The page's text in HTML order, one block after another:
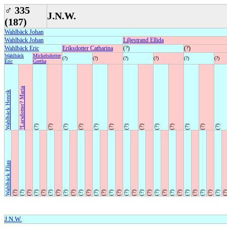
♂ 335
(187)
J.N.W.
Wahlbäck Johan
Wahlbäck Johan
Liljestrand Ellida
Wahlbäck Eric
Eriksdotter Catharina (?) (?)
Wahlbäck
Eric
Mickelsdotter
Gretha
(?) (?) (?) (?) (?) (?)
Wahlbäck Henrik ?Larsdotter? Maria (?) (?) (?) (?) (?) (?) (?) (?) (?) (?) (?) (?) (?)
Wahlbäck Elias (?) (?) (?) (?) (?) (?) (?) (?) (?) (?) (?) (?) (?) (?) (?) (?) (?) (?) (?) (?) (?) (?) (?) (?) (?) (?) (?) (?)
J.N.W.